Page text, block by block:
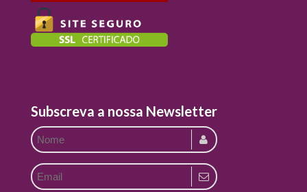
Subscreva a nossa Newsletter